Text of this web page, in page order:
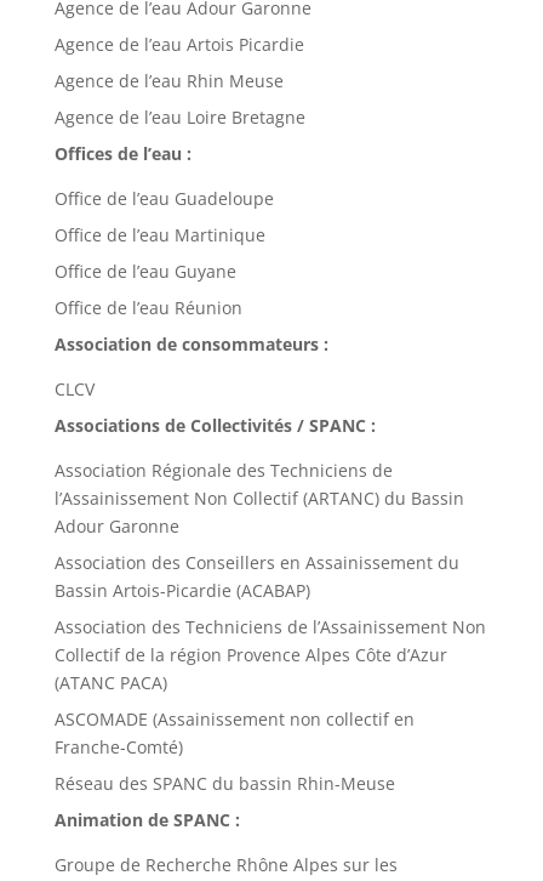
Agence de l’eau Adour Garonne
Agence de l’eau Artois Picardie
Agence de l’eau Rhin Meuse
Agence de l’eau Loire Bretagne
Offices de l’eau :
Office de l’eau Guadeloupe
Office de l’eau Martinique
Office de l’eau Guyane
Office de l’eau Réunion
Association de consommateurs :
CLCV
Associations de Collectivités / SPANC :
Association Régionale des Techniciens de
l’Assainissement Non Collectif (ARTANC) du Bassin
Adour Garonne
Association des Conseillers en Assainissement du
Bassin Artois-Picardie (ACABAP)
Association des Techniciens de l’Assainissement Non
Collectif de la région Provence Alpes Côte d’Azur
(ATANC PACA)
ASCOMADE (Assainissement non collectif en
Franche-Comté)
Réseau des SPANC du bassin Rhin-Meuse
Animation de SPANC :
Groupe de Recherche Rhône Alpes sur les